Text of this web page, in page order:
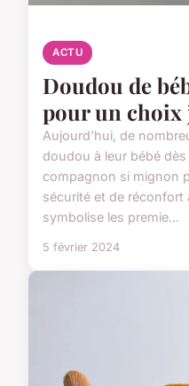
ACTU
Doudou de
pour un
Aujourd'hui, de
doudou à leur bébé
compagnon si mignon
sécurité et de réconfort
symbolise les premie...
5 février 2024